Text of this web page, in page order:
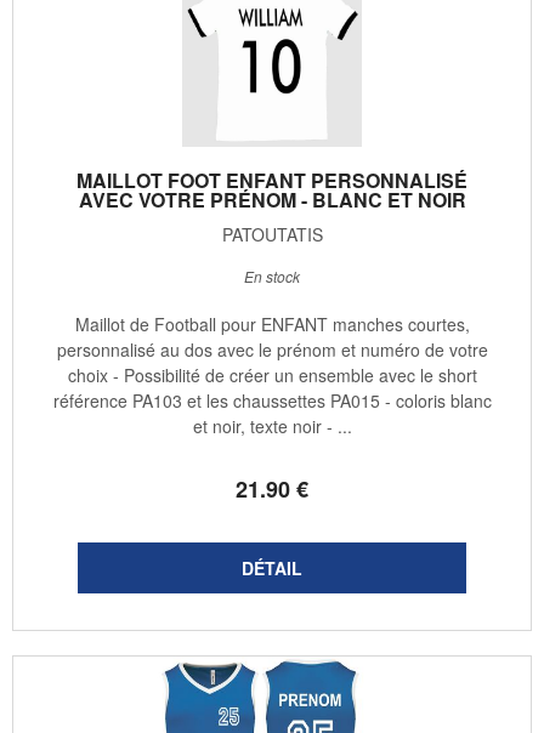
MAILLOT FOOT ENFANT PERSONNALISÉ
AVEC VOTRE PRÉNOM - BLANC ET NOIR
PATOUTATIS
21.90€
En stock
Maillot de Football pour ENFANT manches courtes,
personnalisé au dos avec le prénom et numéro de votre
choix - Possibilité de créer un ensemble avec le short
référence PA103 et les chaussettes PA015 - coloris blanc
et noir, texte noir - ...